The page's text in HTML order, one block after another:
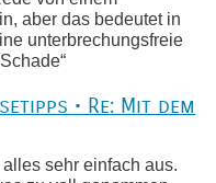
aber das bedeutet in
unterbrechungsfreie
• Re: Mit dem
sehr einfach aus.